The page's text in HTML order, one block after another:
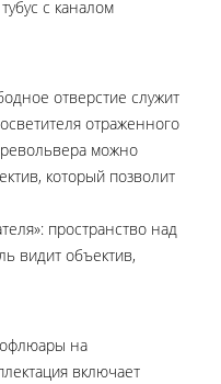
с каналом
отверстие служит
отраженного
можно
который позволит
пространство над
видит объектив,
на
включает